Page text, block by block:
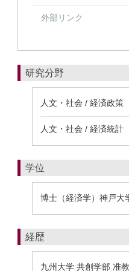
外部リンク
研究分野
人文・社会 / 経済政策
人文・社会 / 経済統計
学位
博士（経済学）神戸大
経歴
九州大学 共創学部 准